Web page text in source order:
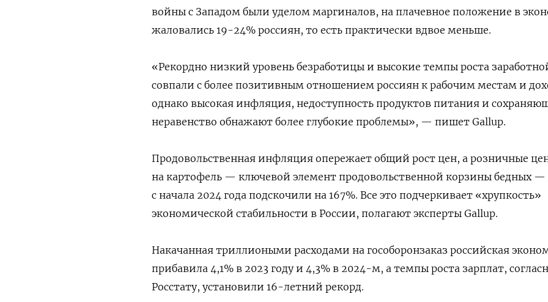
войны с Западом были уделом маргиналов, на плачевное положение в
жаловались 19-24% россиян, то есть практически вдвое меньше.
«Рекордно низкий уровень безработицы и высокие темпы роста
совпали с более позитивным отношением россиян к рабочим местам и
однако высокая инфляция, недоступность продуктов питания и
неравенство обнажают более глубокие проблемы», — пишет Gallup.
Продовольственная инфляция опережает общий рост цен, а розничные
на картофель — ключевой элемент продовольственной корзины бедных —
с начала 2024 года подскочили на 167%. Все это подчеркивает «хрупкость»
экономической стабильности в России, полагают эксперты Gallup.
Накачанная триллиоными расходами на гособоронзаказ российская
прибавила 4,1% в 2023 году и 4,3% в 2024-м, а темпы роста зарплат,
Росстату, установили 16-летний рекорд.